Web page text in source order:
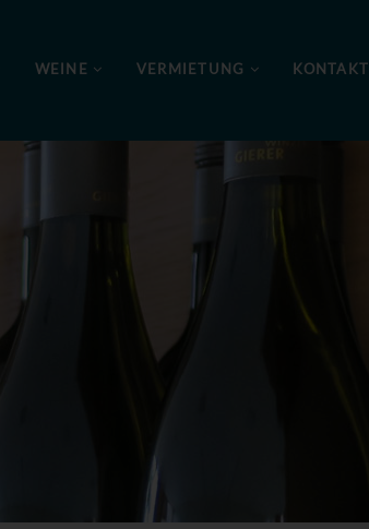
WEINE VERMIETUNG KONTAKT